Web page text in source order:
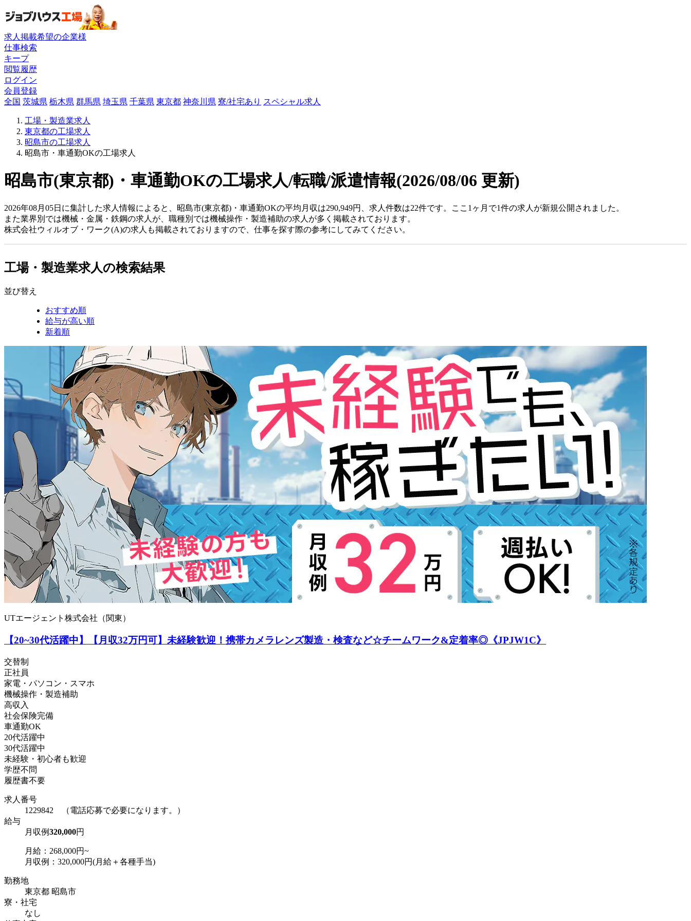
求人掲載希望の企業様
仕事検索
キープ
閲覧履歴
ログイン
会員登録
全国 茨城県 栃木県 群馬県 埼玉県 千葉県 東京都 神奈川県 寮/社宅あり スペシャル求人
工場・製造業求人
東京都の工場求人
昭島市の工場求人
昭島市・車通勤OKの工場求人
昭島市(東京都)・車通勤OKの工場求人/転職/派遣情報(2026/08/06 更新)
2026年08月05日に集計した求人情報によると、昭島市(東京都)・車通勤OKの平均月収は290,949円、求人件数は22件です。ここ1ヶ月で1件の求人が新規公開されました。
また業界別では機械・金属・鉄鋼の求人が、職種別では機械操作・製造補助の求人が多く掲載されております。
株式会社ウィルオブ・ワーク(A)の求人も掲載されておりますので、仕事を探す際の参考にしてみてください。
工場・製造業求人の検索結果
並び替え
おすすめ順
給与が高い順
新着順
UTエージェント株式会社（関東）
【20~30代活躍中】【月収32万円可】未経験歓迎！携帯カメラレンズ製造・検査など☆チームワーク&定着率◎《JPJW1C》
交替制
正社員
家電・パソコン・スマホ
機械操作・製造補助
高収入
社会保険完備
車通勤OK
20代活躍中
30代活躍中
未経験・初心者も歓迎
学歴不問
履歴書不要
求人番号
1229842 （電話応募で必要になります。）
給与
月収例320,000円
月給：268,000円~
月収例：320,000円(月給＋各種手当)
勤務地
東京都 昭島市
寮・社宅
なし